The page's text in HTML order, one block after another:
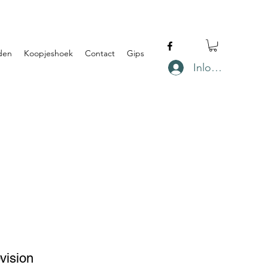
Koopjeshoek Contact Gips
Inloggen